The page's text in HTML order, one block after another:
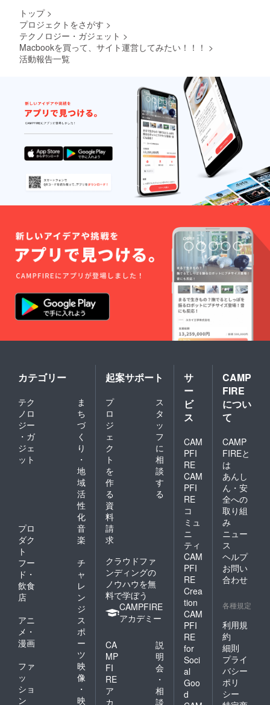
か後悔してることはありま
すか？」堀江さん 「僕は
特にないですね」 堀江さ
ないからね。今はインター
ネットがあるから１７歳と
か関係なく今から起業する
として、君は僕と同じ土俵
に立てるよ。」 堀江さん
か、すごいねぇ～とか言わ
れたいのかもしれないけ
ら。僕からしたら君たちな
んて可能性しか感じな
い。」 と言われ、確かに私
は周りの人から、すごい
ね、大変だねっていう扱い
をされたかったんだと思
い、反省しました そんなこ
る理由がなかった私は恥ず
行くことにしました。その
推薦をもらった大学では工
学系。プログラミングや
webデザインを学び、サイ
トを作ったり、アプリを開
発して起業したいと思って
います！ 共感してくださっ
た方のご支援を この分を読
んで共感してくださった方
のご支援をお待ちしており
ます。なるべく多くの方の
目に留まればと思っていま
す。 夢ある学生をお助けく
ださい
トップ >
プロジェクトをさがす >
テクノロジー・ガジェット >
Macbookを買って、サイト運営してみたい！！！ >
活動報告一覧
カテゴリー
テク
ノロ
ジー
・ガ
ジェ
ット
ま
ち
づ
く
り
・
地
域
活
性
化
プロ
ダク
ト
音
楽
フー
ド・
飲食
店
チ
ャ
レ
ン
ジ
アニ
メ・
漫画
ス
ポ
ー
ツ
ファ
ッ
ショ
ン
映
像
・
映
起案サポート
プ
ロ
ジ
ェ
ク
ト
を
作
る
ス
タ
ッ
フ
に
相
談
す
る
資
料
請
求
クラウドファ
ンディングの
ノウハウを無
料で学ぼう
CAMPFIRE
アカデミー
CA
MP
FI
RE
ア
カ
説
明
会
・
相
談
サ
ー
ビ
ス
CAM
PFI
RE
CAM
PFI
RE
コ
ミュ
ニ
ティ
CAM
PFI
RE
Crea
tion
CAM
PFI
RE
for
Soci
al
Goo
d
CAMP
FIRE
につい
て
CAMP
FIREと
は
あんし
ん・安
全への
取り組
み
ニュー
ス
ヘルプ
お問い
合わせ
各種規定
利用規
約
細則
プライ
バシー
ポリ
シー